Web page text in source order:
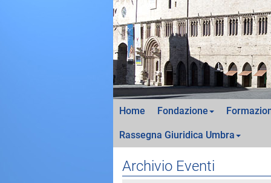
Home Fondazione
Rassegna Giuridica Umbra
Archivio Eventi